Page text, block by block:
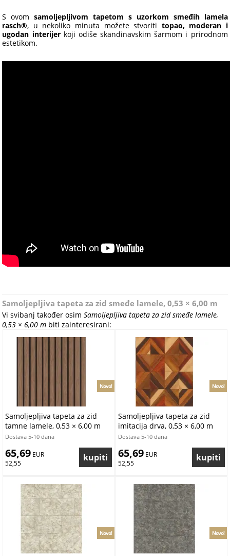
S ovomsamoljepljivom tapetom s uzorkom smeđih lamela
rasch®, u nekoliko minuta možete stvoriti topao, moderan i
ugodan interijerkoji odiše skandinavskim šarmom i prirodnom
estetikom.
Samoljepljiva tapeta za zid smeđe lamele, 0,53 × 6,00 m
Vi svibanj također osimSamoljepljiva tapeta za zid smeđe lamele,
0,53 × 6,00 m biti zainteresirani:
Samoljepljiva tapeta za zid
tamne lamele, 0,53 × 6,00 m
Novo!
Dostava 5-10 dana
65,69 EUR
52,55
Samoljepljiva tapeta za zid
imitacija drva, 0,53 × 6,00 m
Novo!
Dostava 5-10 dana
65,69 EUR
52,55
Novo! Novo!